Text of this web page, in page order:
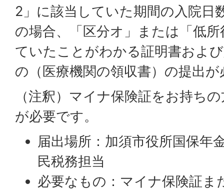
2」に該当していた期間の入院日
の場合、「区分オ」または「低
ていたことがわかる証明書およ
の（医療機関の領収書）の提出
（注釈）マイナ保険証をお持ち
が必要です。
届出場所：加須市役所国保年
民税務担当
必要なもの：マイナ保険証ま